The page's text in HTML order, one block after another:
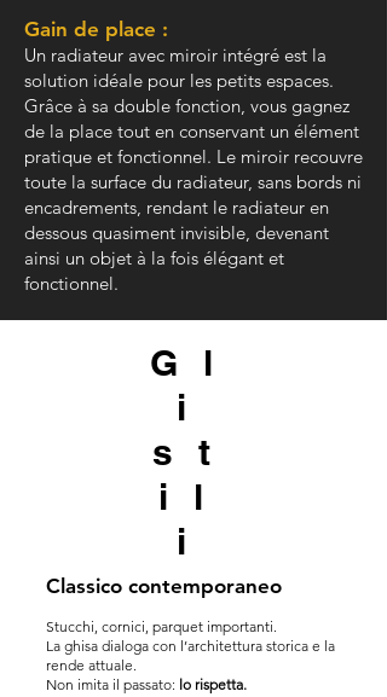
Gain de place :
Un radiateur avec miroir intégré est la
solution idéale pour les petits espaces.
Grâce à sa double fonction, vous gagnez
de la place tout en conservant un élément
pratique et fonctionnel. Le miroir recouvre
toute la surface du radiateur, sans bords ni
encadrements, rendant le radiateur en
dessous quasiment invisible, devenant
ainsi un objet à la fois élégant et
fonctionnel.
Gl
i
st
il
i
Classico contemporaneo
Stucchi, cornici, parquet importanti.
La ghisa dialoga con l’architettura storica e la
rende attuale.
Non imita il passato: lo rispetta.